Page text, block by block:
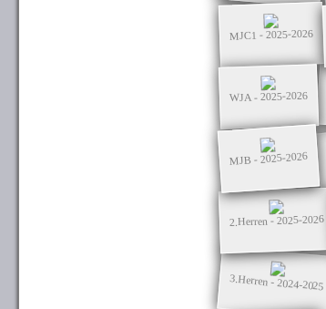
MJC1 - 2025-2026
WJA - 2025-2026
MJB - 2025-2026
2.Herren - 2025-2026
3.Herren - 2024-2025